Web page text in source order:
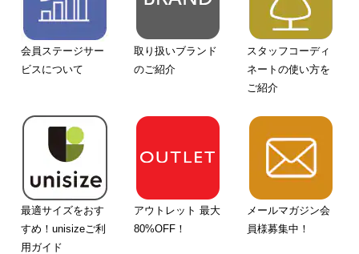
会員ステージサー
ビスについて
取り扱いブランド
のご紹介
スタッフコーディ
ネートの使い方を
ご紹介
最適サイズをおす
すめ！unisizeご利
用ガイド
アウトレット 最大
80%OFF！
メールマガジン会
員様募集中！